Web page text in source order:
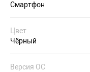
Смартфон
Цвет
Чёрный
Версия ОС